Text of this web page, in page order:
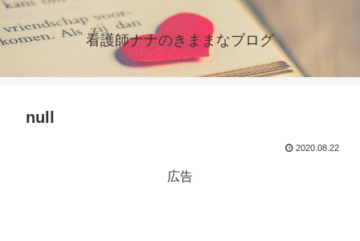
看護師ナナのきままなブログ
null
2020.08.22
広告